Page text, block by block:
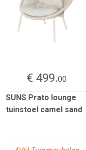
€ 499.00
SUNS Prato lounge
tuinstoel camel sand